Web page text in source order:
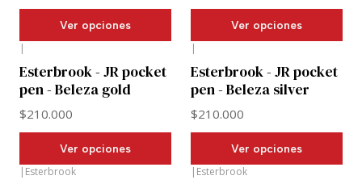
Ver opciones Ver opciones
|
Esterbrook - JR pocket
pen - Beleza gold
$210.000
Ver opciones
|
Esterbrook - JR pocket
pen - Beleza silver
$210.000
Ver opciones
Esterbrook Esterbrook